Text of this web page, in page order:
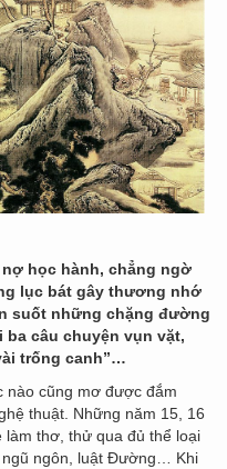
học hành, chẳng ngờ
lục bát gây thương nhớ
suốt những chặng đường
câu chuyện vụn vặt,
trống canh”…
nào cũng mơ được đắm
thuật. Những năm 15, 16
thơ, thử qua đủ thể loại
ngũ ngôn, luật Đường… Khi